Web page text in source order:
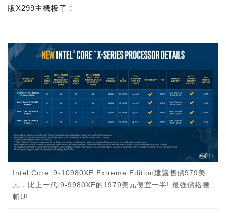
版X299主機板了！
Intel Core i9-10980XE Extreme Edition建議售價979美
元，比上一代i9-9980XE的1979美元便宜一半! 最強價格腰
斬U!